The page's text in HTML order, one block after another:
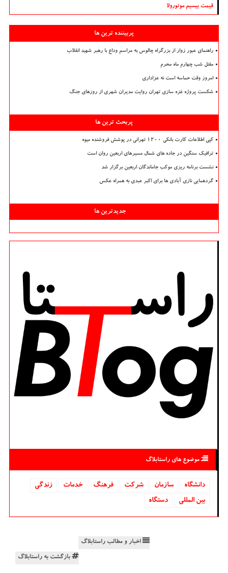
قیمت بیسیم موتورولا
پربیننده ترین ها
راهنمای عبور زوار از بزرگراه چالوس به مراسم وداع با رهبر شهید انقلاب
مقتل شب چهارم ماه محرم
امروز وقت حماسه است نه عزاداری
شکست پروژه غزه سازی تهران روایت مدیران شهری از روزهای جنگ
پربحث ترین ها
کپی اطلاعات کارت بانکی ۱۲۰۰ تهرانی در پوشش فروشنده میوه
ترافیک سنگین در جاده های شمال مسیرهای اربعین روان است
نشست برنامه ریزی موکب جاماندگان اربعین برگزار شد
گردهمایی نازی آبادی ها برای اکبر عبدی به همراه عکس
جدیدترین ها
موضوع های راستابلاگ
دانشگاه‌ سازمان شركت فرهنگ خدمات
زندگی
بین المللی
دستگاه
اخبار و مطالب راستابلاگ
بازگشت به راستابلاگ